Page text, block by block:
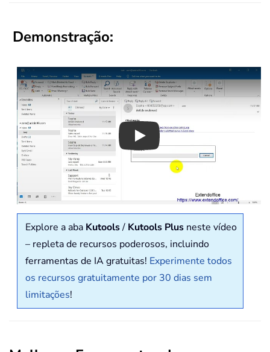
Demonstração:
Play
Explore a aba Kutools/ Kutools Plus neste vídeo
– repleta de recursos poderosos, incluindo
ferramentas de IA gratuitas! Experimente todos
os recursos gratuitamente por 30 dias sem
limitações!